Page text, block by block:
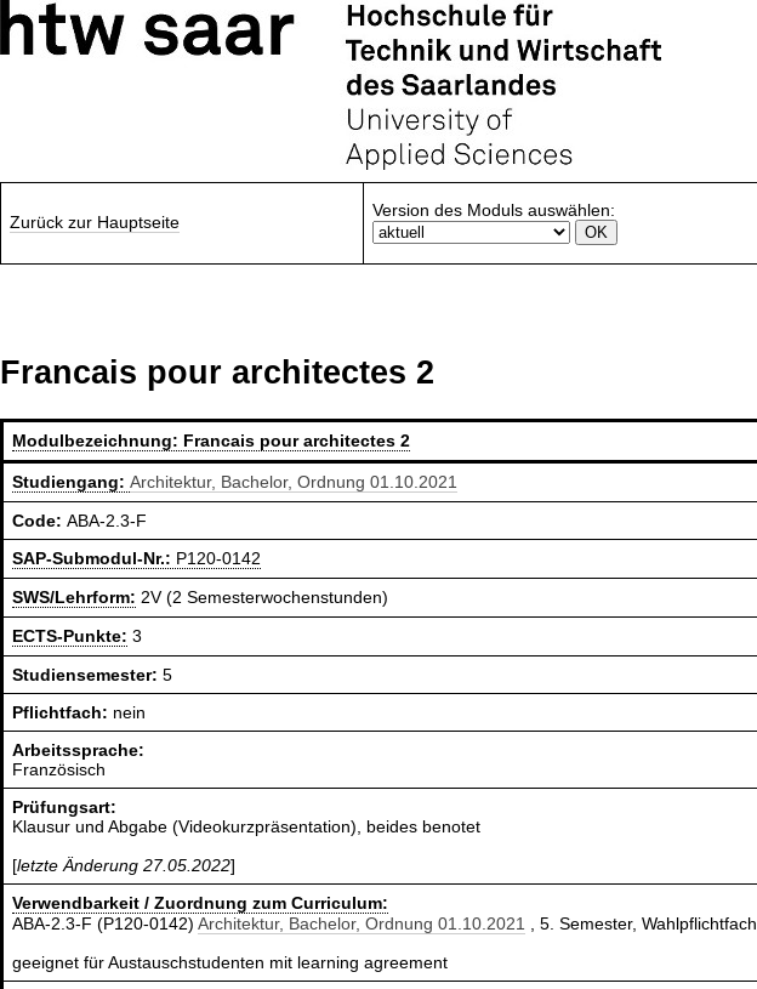
Zurück zur Hauptseite
Version des Moduls auswählen:
Francais pour architectes 2
Modulbezeichnung: Francais pour architectes 2
Studiengang:Architektur, Bachelor, Ordnung 01.10.2021
Code:ABA-2.3-F
SAP-Submodul-Nr.: P120-0142
SWS/Lehrform: 2V (2 Semesterwochenstunden)
ECTS-Punkte: 3
Studiensemester:5
Pflichtfach: nein
Arbeitssprache:
Französisch
Prüfungsart:
Klausur und Abgabe (Videokurzpräsentation), beides benotet
[letzte Änderung 27.05.2022]
Verwendbarkeit / Zuordnung zum Curriculum:
ABA-2.3-F (P120-0142)Architektur, Bachelor, Ordnung 01.10.2021 , 5. Semester, Wahlpflichtfach
geeignet für Austauschstudenten mit learning agreement